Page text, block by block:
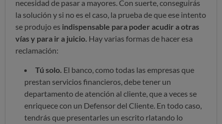
necesidad de pasar a mayores. Con suerte, conseguirás
la solución y si no es el caso, la prueba de que ese intento
se produjo es indispensable para poder acudir a otras
vías y para ir a juicio. Hay varias formas de hacer esa
reclamación:
Tú solo. El banco, como todas las empresas que
prestan servicios financieros, debe tener un
departamento de atención al cliente, que a veces se
enriquece con un Defensor del Cliente. En todo caso,
tendrás que presentarles un escrito rlatando lo